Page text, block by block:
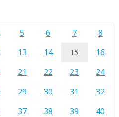
5 6 7
8
13 14 15
16
21 22 23
24
29 30 31
32
37 38 39
40